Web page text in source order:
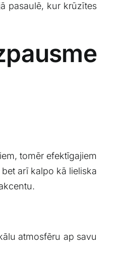
pasaulē, kur krūzītes⁣
tomēr efektīgajiem
arī kalpo ⁤kā lieliska
atmosfēru ap ‌savu